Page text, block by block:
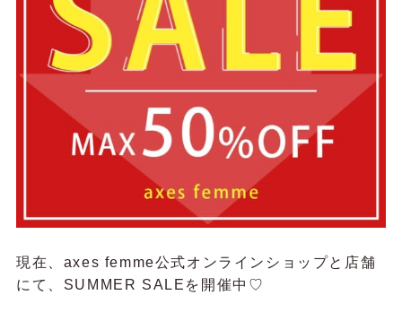
現在、axes femme公式オンラインショップと店舗
にて、SUMMER SALEを開催中♡